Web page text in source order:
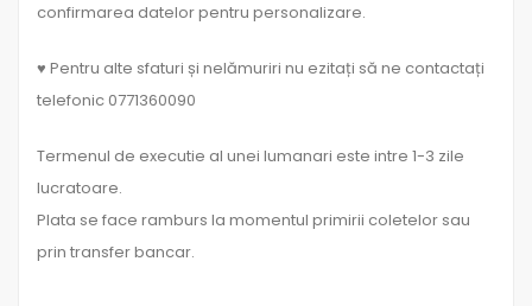
confirmarea datelor pentru personalizare.
♥ Pentru alte sfaturi și nelămuriri nu ezitați să ne contactați
telefonic 0771360090
Termenul de executie al unei lumanari este intre 1-3 zile
lucratoare.
Plata se face ramburs la momentul primirii coletelor sau
prin transfer bancar.